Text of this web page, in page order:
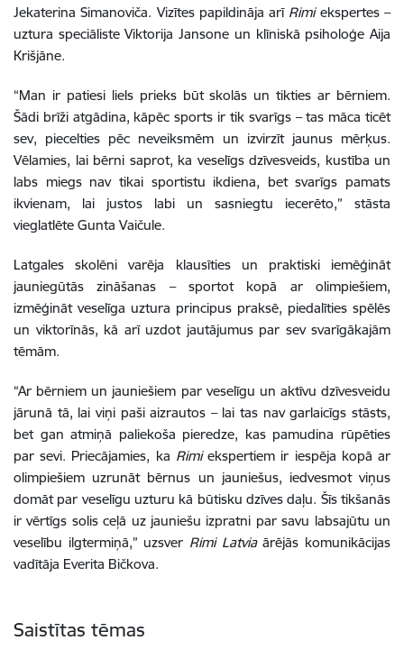
Jekaterina Simanoviča. Vizītes papildināja arī Rimi ekspertes –
uztura speciāliste Viktorija Jansone un klīniskā psiholoģe Aija
Krišjāne.
“Man ir patiesi liels prieks būt skolās un tikties ar bērniem.
Šādi brīži atgādina, kāpēc sports ir tik svarīgs – tas māca ticēt
sev, piecelties pēc neveiksmēm un izvirzīt jaunus mērķus.
Vēlamies, lai bērni saprot, ka veselīgs dzīvesveids, kustība un
labs miegs nav tikai sportistu ikdiena, bet svarīgs pamats
ikvienam, lai justos labi un sasniegtu iecerēto,” stāsta
vieglatlēte Gunta Vaičule.
Latgales skolēni varēja klausīties un praktiski iemēģināt
jauniegūtās zināšanas – sportot kopā ar olimpiešiem,
izmēģināt veselīga uztura principus praksē, piedalīties spēlēs
un viktorīnās, kā arī uzdot jautājumus par sev svarīgākajām
tēmām.
“Ar bērniem un jauniešiem par veselīgu un aktīvu dzīvesveidu
jārunā tā, lai viņi paši aizrautos – lai tas nav garlaicīgs stāsts,
bet gan atmiņā paliekoša pieredze, kas pamudina rūpēties
par sevi. Priecājamies, ka Rimiekspertiem ir iespēja kopā ar
olimpiešiem uzrunāt bērnus un jauniešus, iedvesmot viņus
domāt par veselīgu uzturu kā būtisku dzīves daļu. Šīs tikšanās
ir vērtīgs solis ceļā uz jauniešu izpratni par savu labsajūtu un
veselību ilgtermiņā,” uzsver Rimi Latviaārējās komunikācijas
vadītāja Everita Bičkova.
Saistītas tēmas